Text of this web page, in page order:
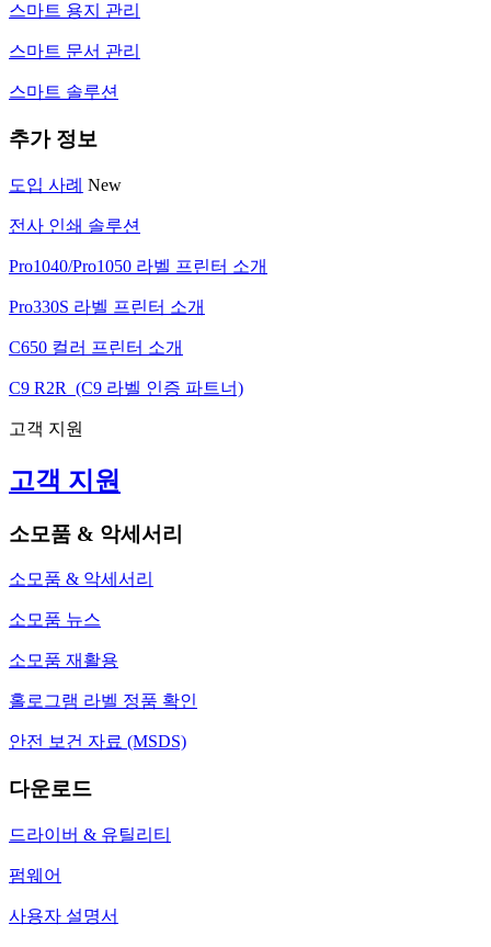
스마트 용지 관리
스마트 문서 관리
스마트 솔루션
추가 정보
도입 사례 New
전사 인쇄 솔루션
Pro1040/Pro1050 라벨 프린터 소개
Pro330S 라벨 프린터 소개
C650 컬러 프린터 소개
C9 R2R (C9 라벨 인증 파트너)
고객 지원
고객 지원
소모품 & 악세서리
소모품 & 악세서리
소모품 뉴스
소모품 재활용
홀로그램 라벨 정품 확인
안전 보건 자료 (MSDS)
다운로드
드라이버 & 유틸리티
펌웨어
사용자 설명서